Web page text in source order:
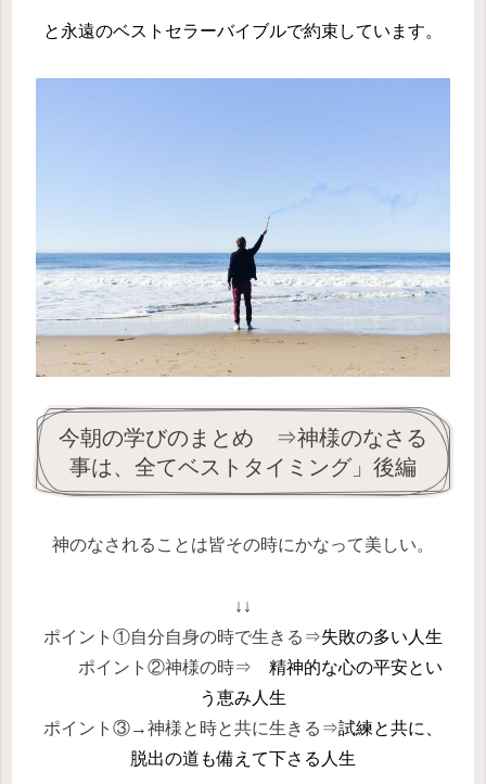
と永遠のベストセラーバイブルで約束しています。
今朝の学びのまとめ ⇒神様のなさる
事は、全てベストタイミング」後編
神のなされることは皆その時にかなって美しい。
↓↓
ポイント①自分自身の時で生きる⇒失敗の多い人生
ポイント②神様の時⇒
精神的な心の平安とい
う恵み人生
ポイント③→神様と時と共に生きる ⇒試練と共に、
脱出の道も備えて下さる人生